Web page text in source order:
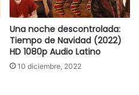
Una noche descontrolada:
Tiempo de Navidad (2022)
HD 1080p Audio Latino
10 diciembre, 2022